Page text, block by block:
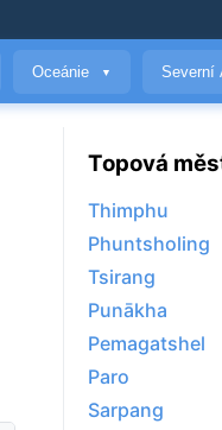
Oceánie ▼ Severní
Topová
Thimphu
Phuntsholing
Tsirang
Punākha
Pemagatshel
Paro
Sarpang